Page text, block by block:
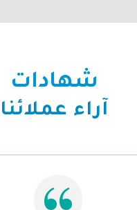
شهادات
آراء عملائنا